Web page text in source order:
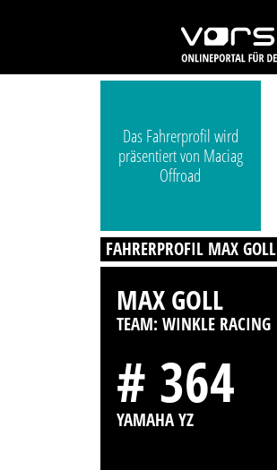
Das Fahrerprofil wird
präsentiert von Maciag
Offroad
FAHRERPROFIL MAX GOLL
MAX GOLL
TEAM: WINKLE RACING
# 364
YAMAHA YZ